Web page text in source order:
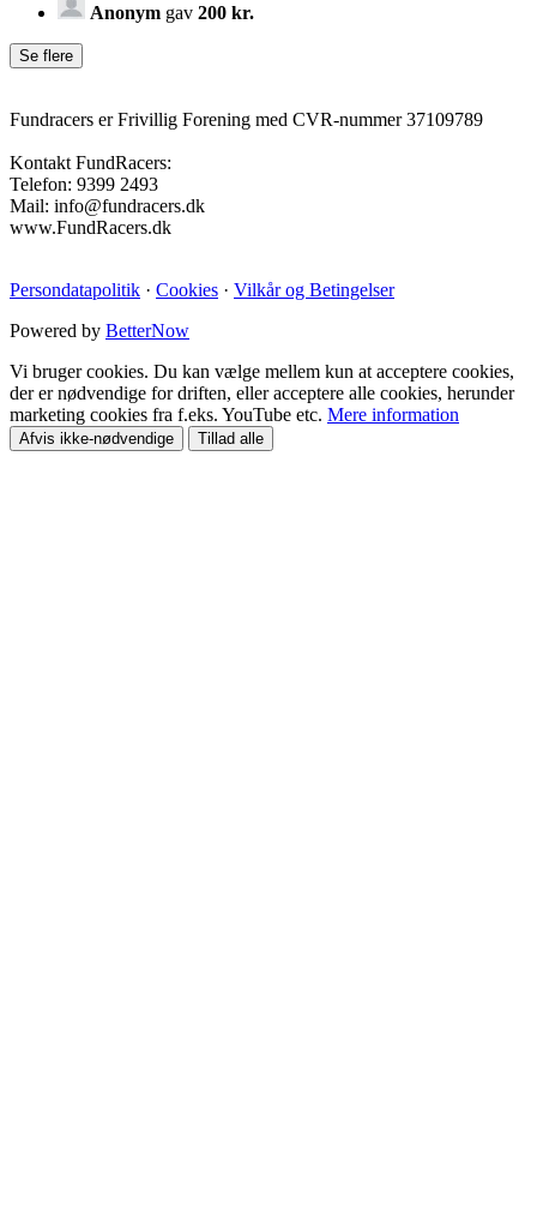
Anonym gav 200 kr.
Fundracers er Frivillig Forening med CVR-nummer 37109789
Kontakt FundRacers:
Telefon: 9399 2493
Mail: info@fundracers.dk
www.FundRacers.dk
Persondatapolitik · Cookies · Vilkår og Betingelser
Powered by BetterNow
Vi bruger cookies. Du kan vælge mellem kun at acceptere cookies,
der er nødvendige for driften, eller acceptere alle cookies, herunder
marketing cookies fra f.eks. YouTube etc. Mere information
Afvis ikke-nødvendige Tillad alle